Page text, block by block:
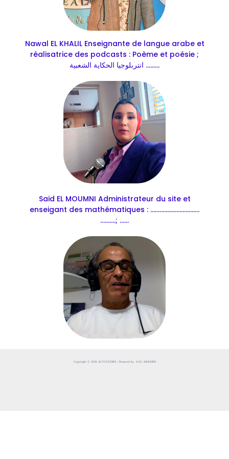
Nawal EL KHALIL Enseignante de langue arabe et
réalisatrice des podcasts : Poème et poésie ;
انتربلوجيا الحكاية الشعبية .........
Said EL MOUMNI Administrateur du site et
enseigant des mathématiques : ................................
..........; ......
Copyright © 2026 ACTUCEDRE | Powered by S.EL MOUMNI